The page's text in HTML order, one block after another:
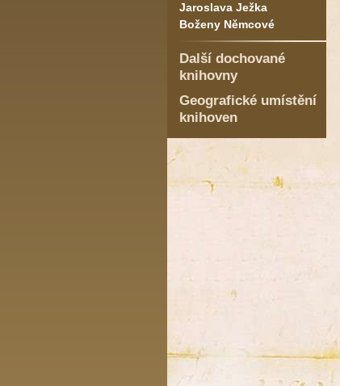
Jaroslava Ježka
Boženy Němcové
Další dochované
knihovny
Geografické umístění
knihoven